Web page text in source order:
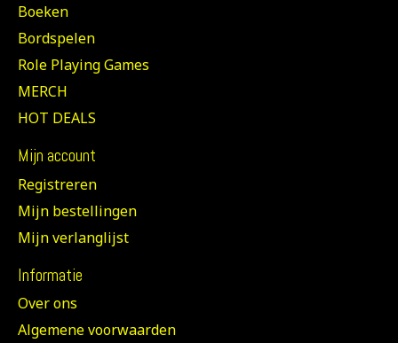
Boeken
Bordspelen
Role Playing Games
MERCH
HOT DEALS
Mijn account
Registreren
Mijn bestellingen
Mijn verlanglijst
Informatie
Over ons
Algemene voorwaarden